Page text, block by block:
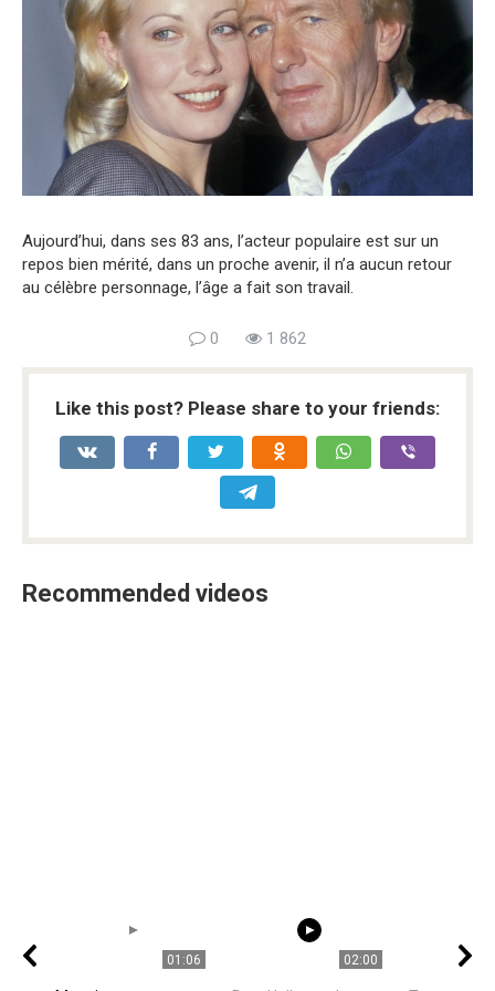
Aujourd’hui, dans ses 83 ans, l’acteur populaire est sur un
repos bien mérité, dans un proche avenir, il n’a aucun retour
au célèbre personnage, l’âge a fait son travail.
0 1 862
Like this post? Please share to your friends:
Recommended videos
01:06 02:00